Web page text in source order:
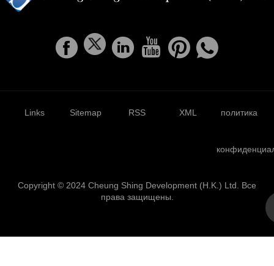
Links Sitemap RSS XML политика
Copyright © 2024 Cheung Shing Development (H.K.) Ltd. Все
права защищены.